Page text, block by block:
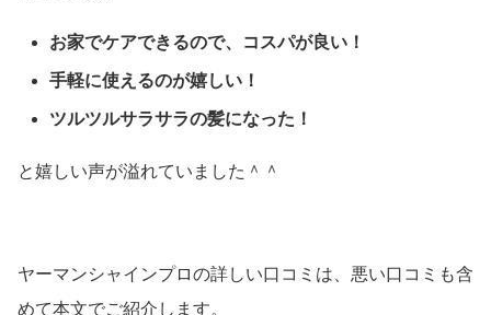
お家でケアできるので、コスパが良い！
手軽に使えるのが嬉しい！
ツルツルサラサラの髪になった！
と嬉しい声が溢れていました＾＾
ヤーマンシャインプロの詳しい口コミは、悪い口コミも含
めて本文でご紹介します。